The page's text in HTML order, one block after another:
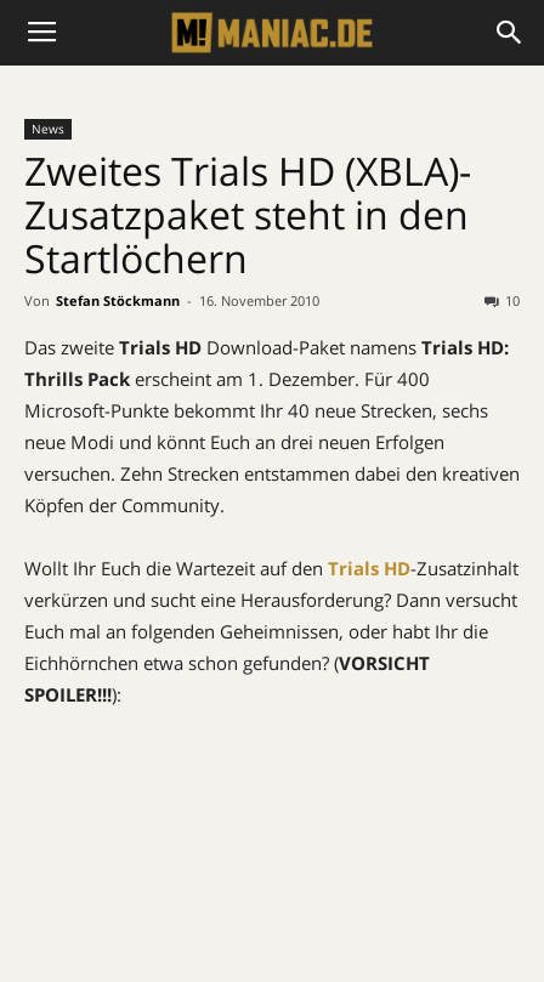
News
Zweites Trials HD (XBLA)-
Zusatzpaket steht in den
Startlöchern
Von Stefan Stöckmann - 16. November 2010 10
Das zweite Trials HD Download-Paket namens Trials HD:
Thrills Pack erscheint am 1. Dezember. Für 400
Microsoft-Punkte bekommt Ihr 40 neue Strecken, sechs
neue Modi und könnt Euch an drei neuen Erfolgen
versuchen. Zehn Strecken entstammen dabei den kreativen
Köpfen der Community.
Wollt Ihr Euch die Wartezeit auf den Trials HD-Zusatzinhalt
verkürzen und sucht eine Herausforderung? Dann versucht
Euch mal an folgenden Geheimnissen, oder habt Ihr die
Eichhörnchen etwa schon gefunden? (VORSICHT
SPOILER!!!):